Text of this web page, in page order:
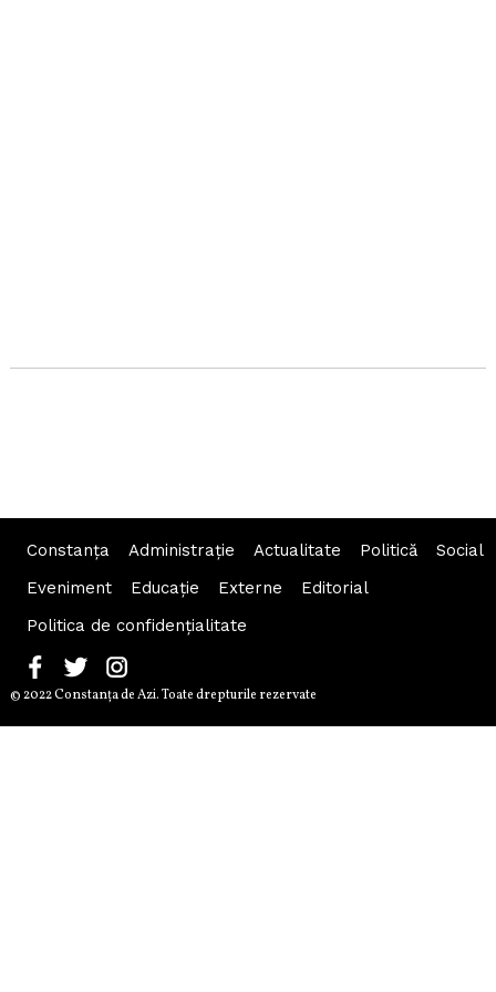
Constanța Administraţie Actualitate Politică
Social
Eveniment
Educaţie Externe
Editorial
Politica de confidențialitate
© 2022 Constanţa de Azi. Toate drepturile rezervate